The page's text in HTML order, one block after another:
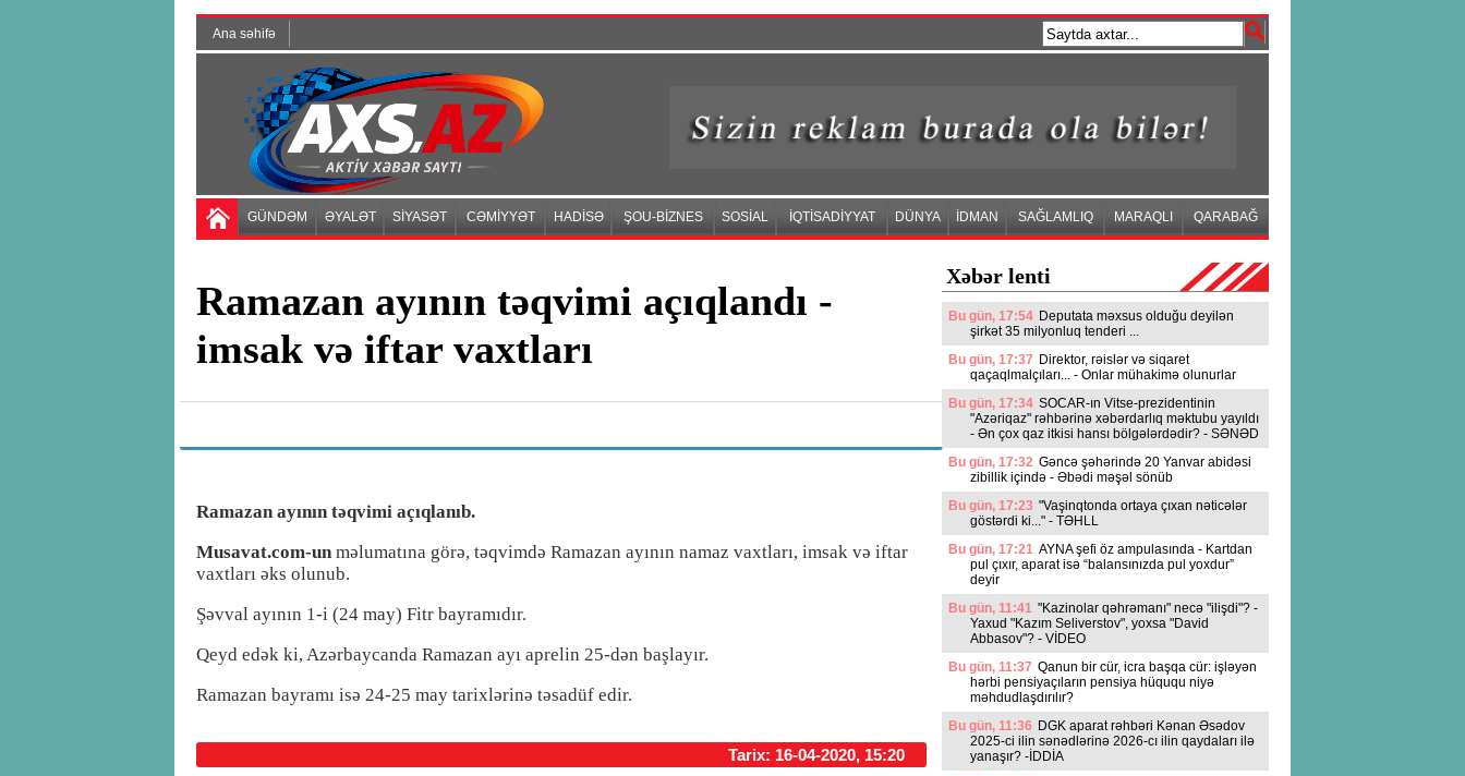
Ana səhifə
GÜNDƏM ƏYALƏT SİYASƏT CƏMİYYƏT HADİSƏ ŞOU-BİZNES SOSİAL İQTİSADİYYAT DÜNYA İDMAN SAĞLAMLIQ MARAQLI QARABAĞ
Ramazan ayının təqvimi açıqlandı -
imsak və iftar vaxtları
Ramazan ayının təqvimi açıqlanıb.
Musavat.com-unməlumatına görə, təqvimdə Ramazan ayının namaz vaxtları, imsak və iftar
vaxtları əks olunub.
Şəvval ayının 1-i (24 may) Fitr bayramıdır.
Qeyd edək ki, Azərbaycanda Ramazan ayı aprelin 25-dən başlayır.
Ramazan bayramı isə 24-25 may tarixlərinə təsadüf edir.
Tarix: 16-04-2020, 15:20
Xəbər lenti
Bu gün, 17:54 Deputata məxsus olduğu deyilən
şirkət 35 milyonluq tenderi ...
Bu gün, 17:37 Direktor, rəislər və siqaret
qaçaqlmalçıları... - Onlar mühakimə olunurlar
Bu gün, 17:34 SOCAR-ın Vitse-prezidentinin
"Azəriqaz" rəhbərinə xəbərdarlıq məktubu yayıldı
- Ən çox qaz itkisi hansı bölgələrdədir? - SƏNƏD
Bu gün, 17:32 Gəncə şəhərində 20 Yanvar abidəsi
zibillik içində - Əbədi məşəl sönüb
Bu gün, 17:23 "Vaşinqtonda ortaya çıxan nəticələr
göstərdi ki..." - TƏHLL
Bu gün, 17:21 AYNA şefi öz ampulasında - Kartdan
pul çıxır, aparat isə “balansınızda pul yoxdur”
deyir
Bu gün, 11:41 "Kazinolar qəhrəmanı" necə "ilişdi"? -
Yaxud "Kazım Seliverstov", yoxsa "David
Abbasov"? - VİDEO
Bu gün, 11:37 Qanun bir cür, icra başqa cür: işləyən
hərbi pensiyaçıların pensiya hüququ niyə
məhdudlaşdırılır?
Bu gün, 11:36 DGK aparat rəhbəri Kənan Əsədov
2025-ci ilin sənədlərinə 2026-cı ilin qaydaları ilə
yanaşır? -İDDİA